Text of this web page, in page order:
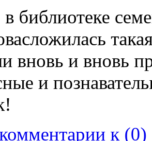
в библиотеке
вновь и вновь
и
к (0)